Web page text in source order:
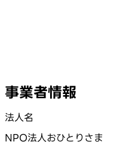
事業者情報
法人名
NPO法人おひとりさま